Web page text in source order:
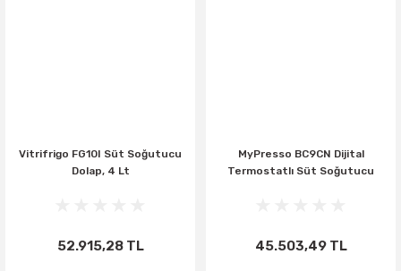
Vitrifrigo FG10I Süt Soğutucu
Dolap, 4 Lt
52.915,28 TL
MyPresso BC9CN Dijital
Termostatlı Süt Soğutucu
45.503,49 TL